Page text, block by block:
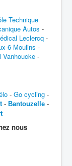
Technique
Autos -
Leclercq -
6 Moulins -
Vanhoucke -
- Go cycling -
- Bantouzelle -
nous